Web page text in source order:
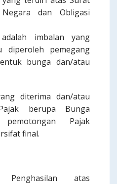
Negara dan Obligasi
imbalan yang
diperoleh pemegang
bunga dan/atau
diterima dan/atau
berupa Bunga
Pajak
final.
Penghasilan atas